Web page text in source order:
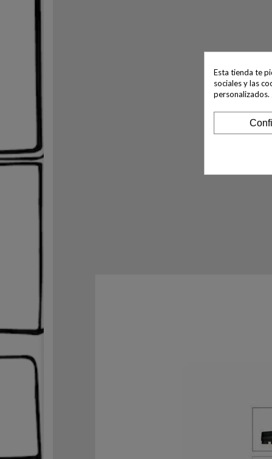
Esta tienda te
sociales y las
personalizados.